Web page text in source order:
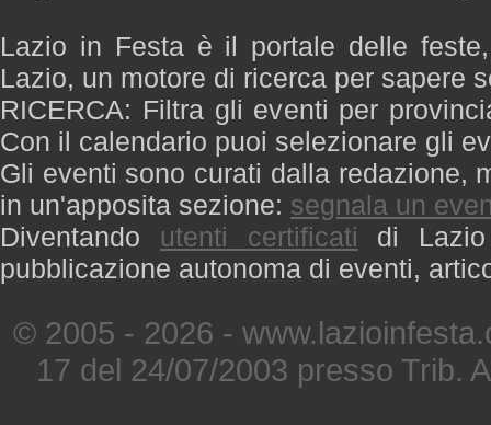
Lazio in Festa è il portale delle
Lazio, un motore di ricerca per sapere
RICERCA: Filtra gli eventi per
Con il calendario puoi selezionare gli
Gli eventi sono curati dalla redazione,
in un'apposita sezione: segnala un
Diventando utenti certificati di
pubblicazione autonoma di eventi,
© 2005 - 2026 -
17 del 24/07/2003 presso Trib.